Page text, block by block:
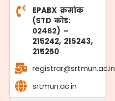
EPABX क्रमांक
(STD कोड:
०२४६२) –
215242, 215243,
215250
registrar@srtmun.ac.in
srtmun.ac.in